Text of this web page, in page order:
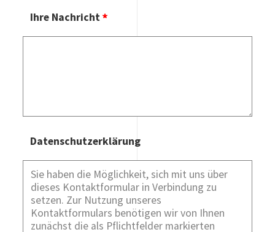
Ihre Nachricht
Datenschutzerklärung